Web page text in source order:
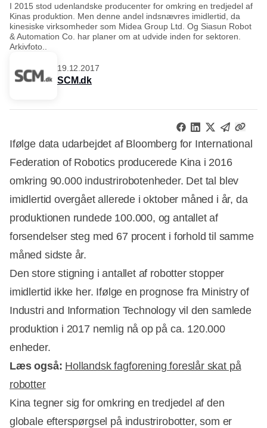
I 2015 stod udenlandske producenter for omkring en tredjedel af
Kinas produktion. Men denne andel indsnævres imidlertid, da
kinesiske virksomheder som Midea Group Ltd. Og Siasun Robot
& Automation Co. har planer om at udvide inden for sektoren.
Arkivfoto..
19.12.2017
SCM.dk
Ifølge data udarbejdet af Bloomberg for International
Federation of Robotics producerede Kina i 2016
omkring 90.000 industrirobotenheder. Det tal blev
imidlertid overgået allerede i oktober måned i år, da
produktionen rundede 100.000, og antallet af
forsendelser steg med 67 procent i forhold til samme
måned sidste år.
Den store stigning i antallet af robotter stopper
imidlertid ikke her. Ifølge en prognose fra Ministry of
Industri and Information Technology vil den samlede
produktion i 2017 nemlig nå op på ca. 120.000
enheder.
Læs også: Hollandsk fagforening foreslår skat på
robotter
Kina tegner sig for omkring en tredjedel af den
globale efterspørgsel på industrirobotter, som er